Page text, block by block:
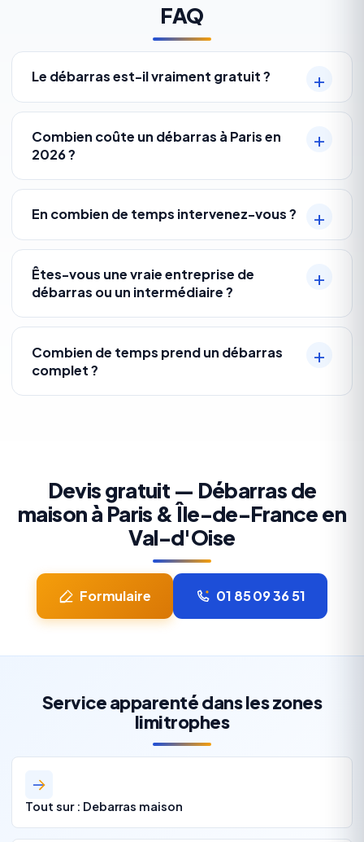
FAQ
Le débarras est-il vraiment gratuit ?
Combien coûte un débarras à Paris en
2026 ?
En combien de temps intervenez-vous ?
Êtes-vous une vraie entreprise de
débarras ou un intermédiaire ?
Combien de temps prend un débarras
complet ?
Devis gratuit — Débarras de
maison à Paris & Île-de-France en
Val-d'Oise
Formulaire 01 85 09 36 51
Service apparenté dans les zones
limitrophes
Tout sur : Debarras maison